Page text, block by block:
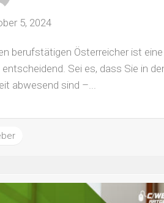
5, 2024
berufstätigen Österreicher ist
Sei es, dass Sie in
abwesend sind –...